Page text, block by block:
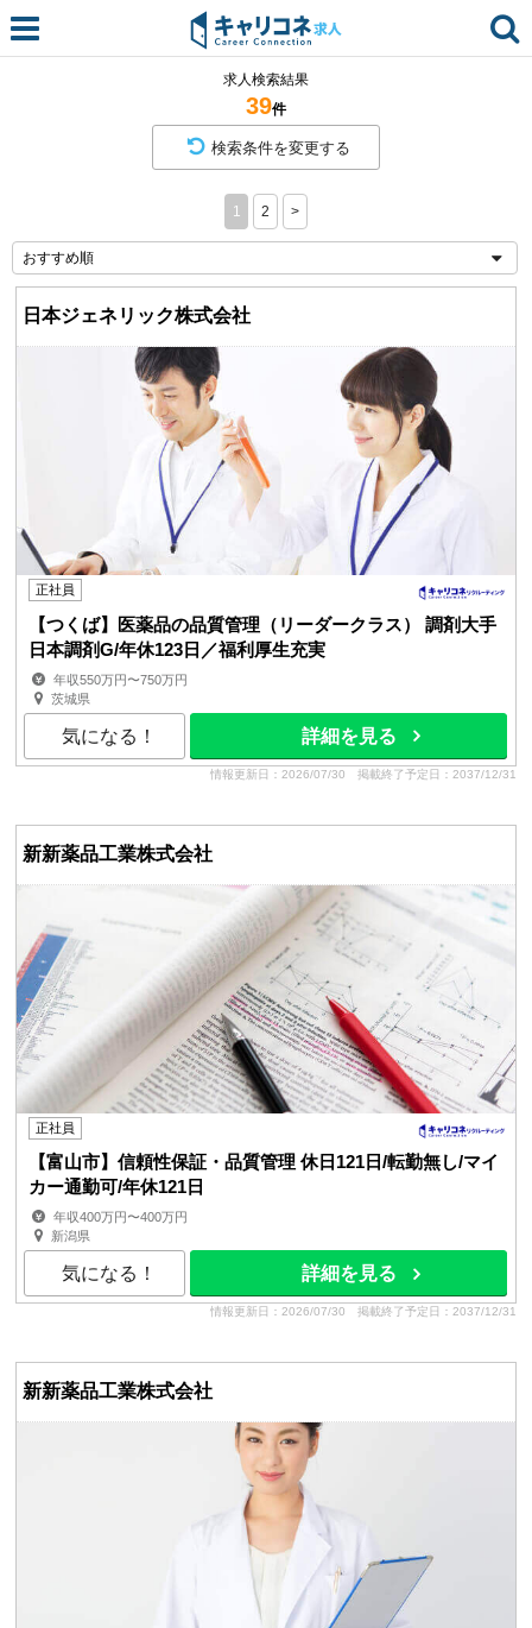
求人検索結果
39件
検索条件を変更する
1 2 >
日本ジェネリック株式会社
正社員
【つくば】医薬品の品質管理（リーダークラス） 調剤大手
日本調剤G/年休123日／福利厚生充実
年収550万円〜750万円
茨城県
気になる！ 詳細を見る
情報更新日：2026/07/30 掲載終了予定日：2037/12/31
新新薬品工業株式会社
正社員
【富山市】信頼性保証・品質管理 休日121日/転勤無し/マイ
カー通勤可/年休121日
年収400万円〜400万円
新潟県
気になる！ 詳細を見る
情報更新日：2026/07/30 掲載終了予定日：2037/12/31
新新薬品工業株式会社